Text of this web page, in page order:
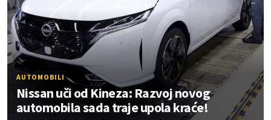
AUTOMOBILI
Nissan uči od Kineza: Razvoj novog
automobila sada traje upola kraće!